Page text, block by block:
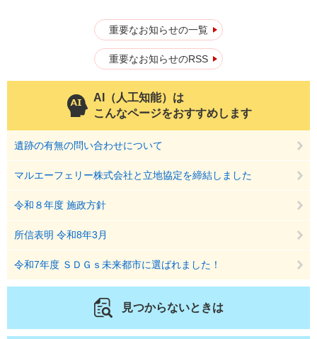
重要なお知らせの一覧
重要なお知らせのRSS
AI（人工知能）は
こんなページをおすすめします
遺跡の有無の問い合わせについて
マルエーフェリー株式会社と立地協定を締結しました
令和８年度 施政方針
所信表明 令和8年3月
令和7年度 ＳＤＧｓ未来都市に選ばれました！
見つからないときは